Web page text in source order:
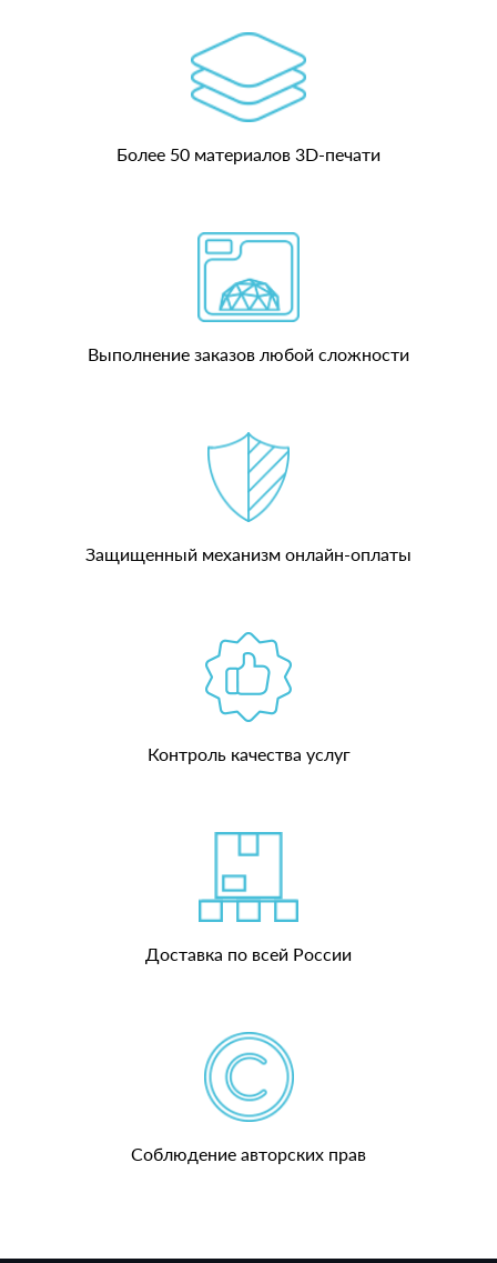
Более 50 материалов 3D-печати
Выполнение заказов любой сложности
Защищенный механизм онлайн-оплаты
Контроль качества услуг
Доставка по всей России
Соблюдение авторских прав